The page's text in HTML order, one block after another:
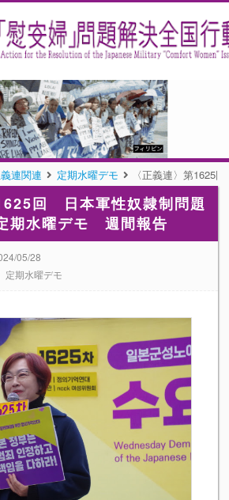
連関連 定期水曜デモ 〈正義連〉第1625
回 日本軍性奴隷制問題
期水曜デモ 週間報告
05/28
定期水曜デモ